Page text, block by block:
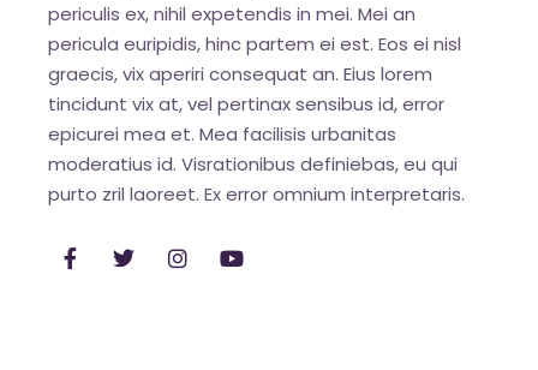
periculis ex, nihil expetendis in mei. Mei an
pericula euripidis, hinc partem ei est. Eos ei nisl
graecis, vix aperiri consequat an. Eius lorem
tincidunt vix at, vel pertinax sensibus id, error
epicurei mea et. Mea facilisis urbanitas
moderatius id. Visrationibus definiebas, eu qui
purto zril laoreet. Ex error omnium interpretaris.